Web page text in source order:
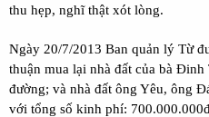
thu hẹp, nghĩ thật xót lòng.
Ngày 20/7/2013 Ban quản lý Từ
thuận mua lại nhà đất của bà
đường; và nhà đất ông Yêu, ông
với tổng số kinh phí: